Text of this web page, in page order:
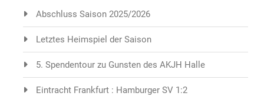
Abschluss Saison 2025/2026
Letztes Heimspiel der Saison
5. Spendentour zu Gunsten des AKJH Halle
Eintracht Frankfurt : Hamburger SV 1:2